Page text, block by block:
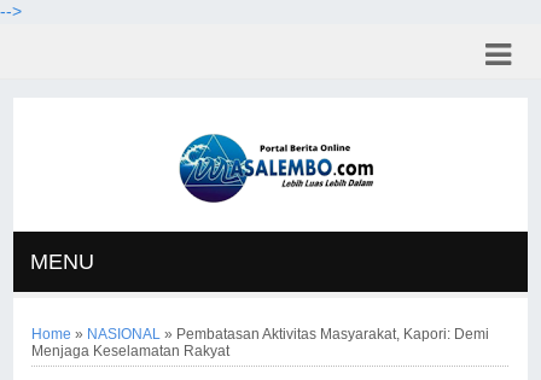
-->
MENU
Home » NASIONAL » Pembatasan Aktivitas Masyarakat, Kapori: Demi
Menjaga Keselamatan Rakyat